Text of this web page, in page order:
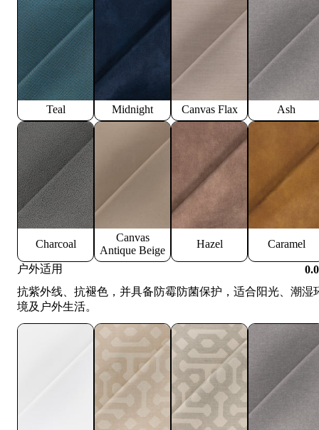
Teal Midnight Canvas Flax Ash
Charcoal
Canvas
Antique Beige
Hazel Caramel
户外适用
抗紫外线、抗褪色，并具备防霉防菌保护，适合阳光、潮湿
境及户外生活。